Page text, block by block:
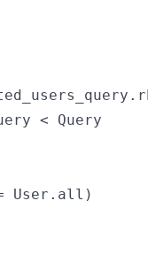
< Query
User.all)